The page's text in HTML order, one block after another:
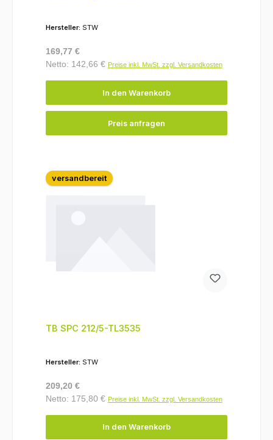
Hersteller: STW
Regulärer Preis:
169,77 €
Netto: 142,66 € Preise inkl. MwSt. zzgl. Versandkosten
In den Warenkorb
Preis anfragen
versandbereit
TB SPC 212/5-TL3535
Hersteller: STW
Regulärer Preis:
209,20 €
Netto: 175,80 € Preise inkl. MwSt. zzgl. Versandkosten
In den Warenkorb